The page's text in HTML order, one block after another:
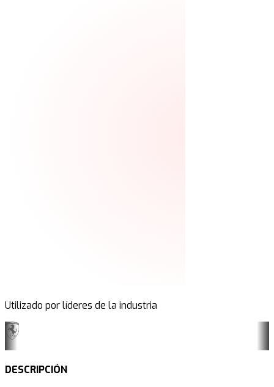
Utilizado por líderes de la industria
DESCRIPCIÓN